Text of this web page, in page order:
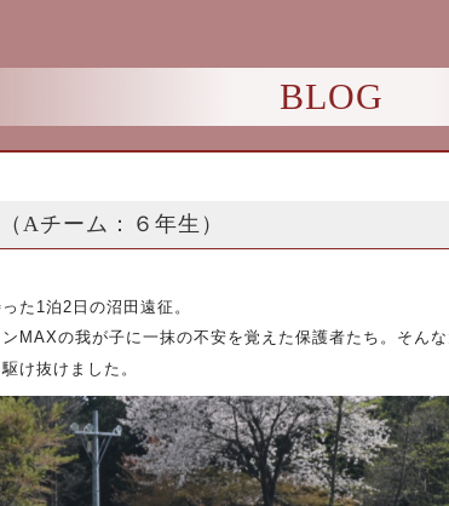
BLOG
Aチーム：６年生）
た 1泊2 日の沼田遠征。
MAXの我が子に一抹の不安を覚えた保護者たち。そんな
け抜けました。